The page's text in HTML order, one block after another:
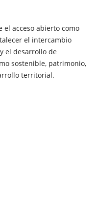
el acceso abierto como
el intercambio
el desarrollo de
sostenible, patrimonio,
territorial.